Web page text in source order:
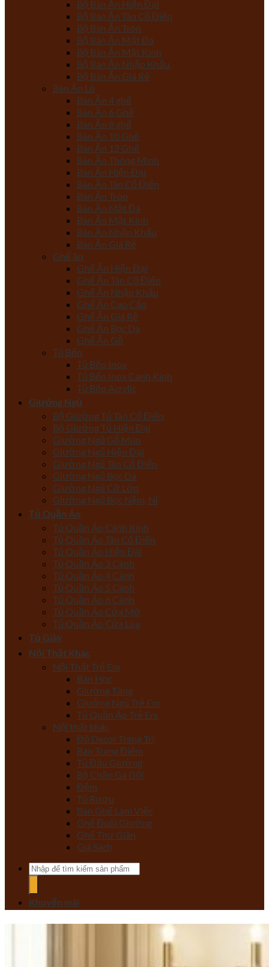
Bộ Bàn Ăn Hiện Đại
Bộ Bàn Ăn Tân Cổ Điển
Bộ Bàn Ăn Tròn
Bộ Bàn Ăn Mặt Đá
Bộ Bàn Ăn Mặt Kính
Bộ Bàn Ăn Nhập Khẩu
Bộ Bàn Ăn Giá Rẻ
Bàn Ăn Lẻ
Bàn Ăn 4 ghế
Bàn Ăn 6 Ghế
Bàn Ăn 8 ghế
Bàn Ăn 10 Ghế
Bàn Ăn 12 Ghế
Bàn Ăn Thông Minh
Bàn Ăn Hiện Đại
Bàn Ăn Tân Cổ Điển
Bàn Ăn Tròn
Bàn Ăn Mặt Đá
Bàn Ăn Mặt Kính
Bàn Ăn Nhập Khẩu
Bàn Ăn Giá Rẻ
Ghế ăn
Ghế Ăn Hiện Đại
Ghế Ăn Tân Cổ Điển
Ghế Ăn Nhập Khẩu
Ghế Ăn Cao Cấp
Ghế Ăn Giá Rẻ
Ghế Ăn Bọc Da
Ghế Ăn Gỗ
Tủ Bếp
Tủ Bếp Inox
Tủ Bếp Inox Cánh Kính
Tủ Bếp Acrylic
Giường Ngủ
Bộ Giường Tủ Tân Cổ Điển
Bộ Giường Tủ Hiện Đại
Giường Ngủ Gỗ Mun
Giường Ngủ Hiện Đại
Giường Ngủ Tân Cổ Điển
Giường Ngủ Bọc Da
Giường Ngủ Cỡ Lớn
Giường Ngủ Bọc Nệm, Nỉ
Tủ Quần Áo
Tủ Quần Áo Cánh Kính
Tủ Quần Áo Tân Cổ Điển
Tủ Quần Áo Hiện Đại
Tủ Quần Áo 3 Cánh
Tủ Quần Áo 4 Cánh
Tủ Quần Áo 5 Cánh
Tủ Quần Áo 6 Cánh
Tủ Quần Áo Cửa Mở
Tủ Quần Áo Cửa Lùa
Tủ Giày
Nội Thất Khác
Nội Thất Trẻ Em
Bàn Học
Giường Tầng
Giường Ngủ Trẻ Em
Tủ Quần Áo Trẻ Em
Nội thất khác
Đồ Decor Trang Trí
Bàn Trang Điểm
Tủ Đầu Giường
Bộ Chăn Ga Gối
Đệm
Tủ Rượu
Bàn Ghế Làm Việc
Ghế Đuôi Giường
Ghế Thư Giãn
Giá Sách
Tìm
kiếm:
Khuyến mãi